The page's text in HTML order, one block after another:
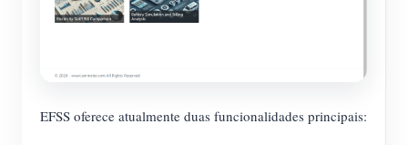
Monitor de consumo de eletricidade
Automação residencial
Monitoramento de energia da fábrica
Recursos
Vídeo tutorial
Centro de contribuidores
EFSS oferece atualmente duas funcionalidades principais: